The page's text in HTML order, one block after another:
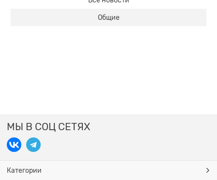
Общие
МЫ В СОЦ СЕТЯХ
Категории